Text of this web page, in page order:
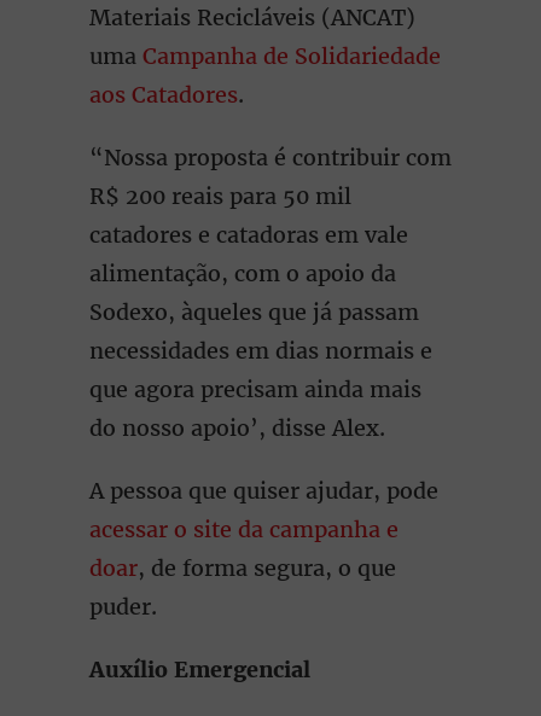
Materiais Recicláveis (ANCAT)
uma Campanha de Solidariedade
aos Catadores.
“Nossa proposta é contribuir com
R$ 200 reais para 50 mil
catadores e catadoras em vale
alimentação, com o apoio da
Sodexo, àqueles que já passam
necessidades em dias normais e
que agora precisam ainda mais
do nosso apoio’, disse Alex.
A pessoa que quiser ajudar, pode
acessar o site da campanha e
doar, de forma segura, o que
puder.
Auxílio Emergencial